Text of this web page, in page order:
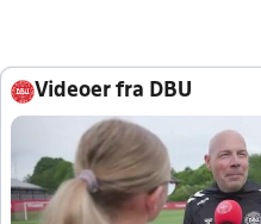
Videoer fra DBU